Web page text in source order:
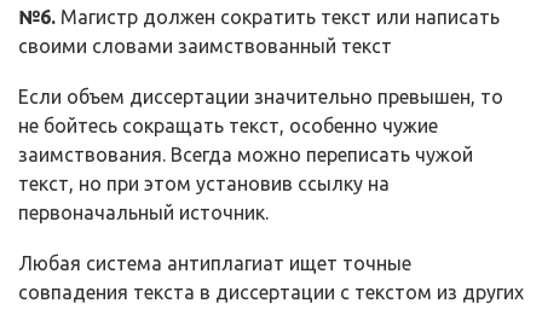
№6. Магистр должен сократить текст или написать
своими словами заимствованный текст
Если объем диссертации значительно превышен, то
не бойтесь сокращать текст, особенно чужие
заимствования. Всегда можно переписать чужой
текст, но при этом установив ссылку на
первоначальный источник.
Любая система антиплагиат ищет точные
совпадения текста в диссертации с текстом из других